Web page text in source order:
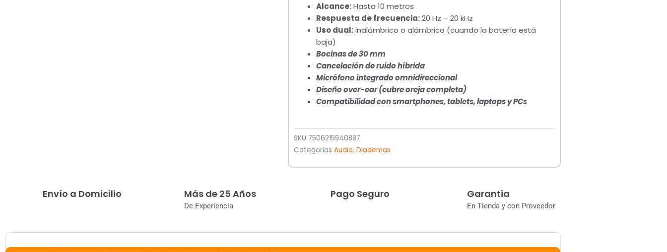
Alcance:Hasta 10 metros
Respuesta de frecuencia:20 Hz – 20 kHz
Uso dual:inalámbrico o alámbrico (cuando la batería está
baja)
Bocinas de 30 mm
Cancelación de ruido híbrida
Micrófono integrado omnidireccional
Diseño over-ear (cubre oreja completa)
Compatibilidad con smartphones, tablets, laptops y PCs
SKU 7506215940887
Categorias Audio, Diademas
Envío a Domicilio Más de 25 Años
De Experiencia
Pago Seguro Garantia
En Tienda y con Proveedor